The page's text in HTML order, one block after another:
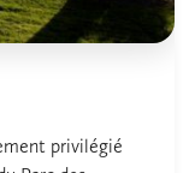
privilégié